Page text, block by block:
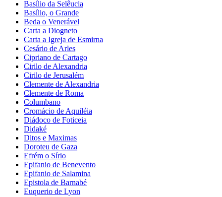
Basílio da Selêucia
Basílio, o Grande
Beda o Venerável
Carta a Diogneto
Carta a Igreja de Esmirna
Cesário de Arles
Cipriano de Cartago
Cirilo de Alexandria
Cirilo de Jerusalém
Clemente de Alexandria
Clemente de Roma
Columbano
Cromácio de Aquiléia
Diádoco de Foticeia
Didaké
Ditos e Maximas
Doroteu de Gaza
Efrém o Sírio
Epifanio de Benevento
Epifanio de Salamina
Epistola de Barnabé
Euquerio de Lyon